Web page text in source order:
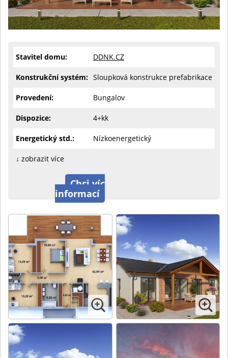
Stavitel domu: DDNK.CZ
Konstrukční systém: Sloupková konstrukce prefabrikace
Provedení: Bungalov
Dispozice: 4+kk
Energetický std.: Nízkoenergetický
↓ zobrazit více
Chci víc
informací